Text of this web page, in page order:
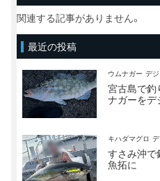
関連する記事がありません。
最近の投稿
ウムナガー デ
宮古島で釣
ナガーをデ
キハダマグロ
すさみ沖で
魚拓に